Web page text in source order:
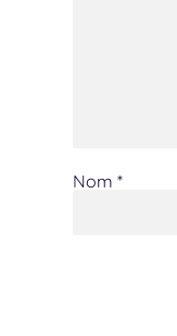
Nom*